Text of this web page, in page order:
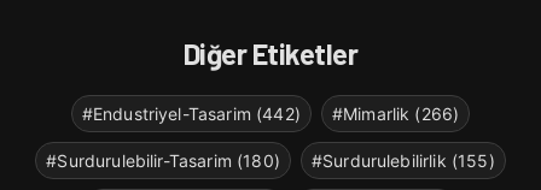
Diğer Etiketler
#Endustriyel-Tasarim (442) #Mimarlik (266)
#Surdurulebilir-Tasarim (180) #Surdurulebilirlik (155)